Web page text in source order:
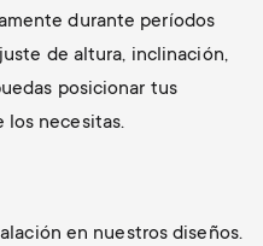
durante períodos
de altura, inclinación,
posicionar tus
los necesitas.
en nuestros diseños.